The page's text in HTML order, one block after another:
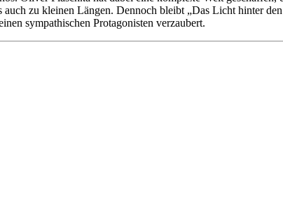
zu kleinen Längen. Dennoch bleibt „Das Licht hinter
sympathischen Protagonisten verzaubert.